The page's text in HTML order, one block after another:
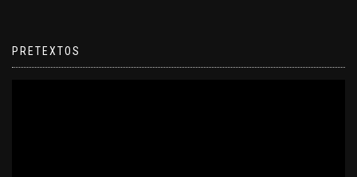
PRETEXTOS